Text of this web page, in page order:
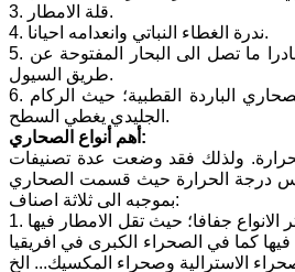
3. قلة الامطار.
4. ندرة الغطاء النباتي وانعدامه احيانا.
5. تميز معظم المناطق الصحراوية بأنها ذات تصريف مائي داخلي وذلك يعني ان المياه فيها تتسرب الى جوفها ونادرا ما تصل الى البحار المفتوحة عن
طريق السيول.
6. تتميز الصحاري بوجود الرمال اضافة الى الحصى والصخور الرسوبية احيانا كما في الصحاري الحارة، أوفي الصحاري الباردة القطبية؛ حيث الركام
الجليدي يغطي السطح.
أهم أنواع الصحاري:
ولذلك فقد وضعت عدة تصنيفات
درجة الحرارة حيث قسمت الصحاري
بموجبه الى ثلاثة اصناف:
1. الصحاري الحارة: وهي تلك التي يزيد فيها متوسط درجات الحرارة على (18 درجة مئوية)، ويتميز هذا النوع بأنه اكثر الانواع جفافا؛ حيث تقل الامطار فيها
كما في الصحراء الكبرى في افريقيا